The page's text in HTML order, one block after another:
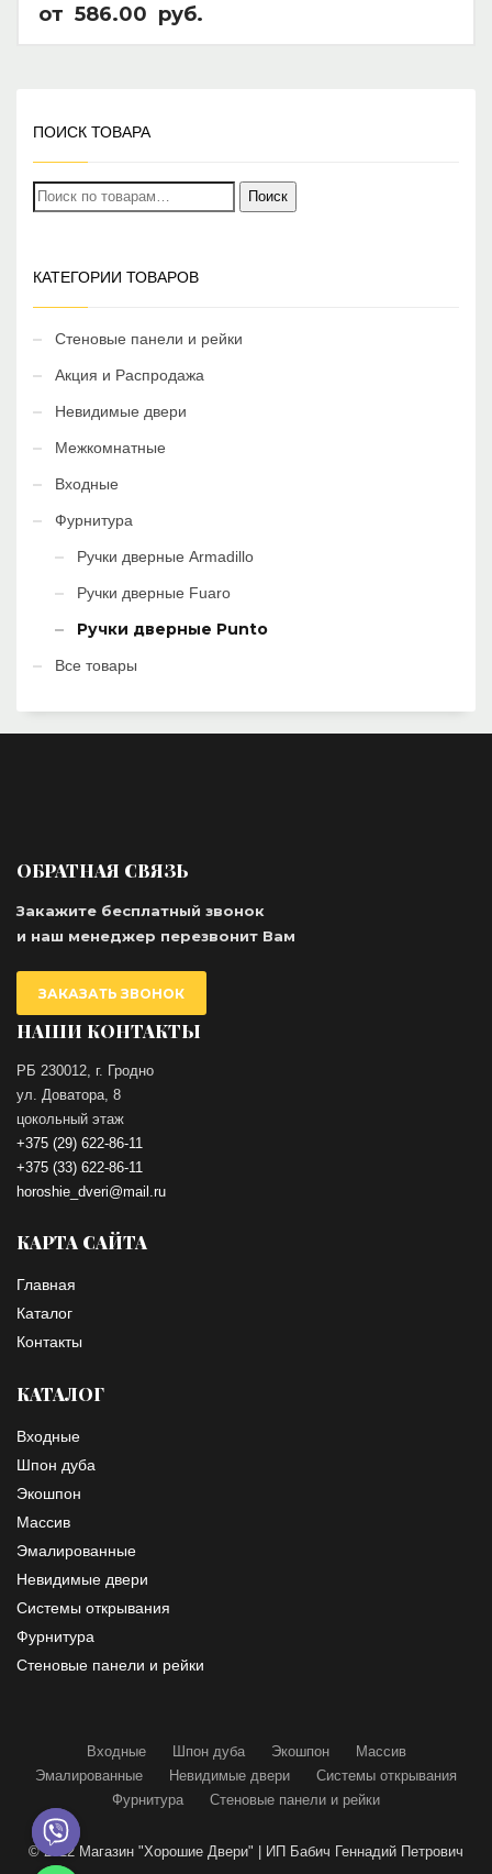
от 586.00 руб.
ПОИСК ТОВАРА
Искать: Поиск
КАТЕГОРИИ ТОВАРОВ
Стеновые панели и рейки
Акция и Распродажа
Невидимые двери
Межкомнатные
Входные
Фурнитура
Ручки дверные Armadillo
Ручки дверные Fuaro
Ручки дверные Punto
Все товары
ОБРАТНАЯ СВЯЗЬ
Закажите бесплатный звонок
и наш менеджер перезвонит Вам
ЗАКАЗАТЬ ЗВОНОК
НАШИ КОНТАКТЫ
РБ 230012, г. Гродно
ул. Доватора, 8
цокольный этаж
+375 (29) 622-86-11
+375 (33) 622-86-11
horoshie_dveri@mail.ru
КАРТА САЙТА
Главная
Каталог
Контакты
КАТАЛОГ
Входные
Шпон дуба
Экошпон
Массив
Эмалированные
Невидимые двери
Системы открывания
Фурнитура
Стеновые панели и рейки
Входные Шпон дуба Экошпон
Массив
Эмалированные
Невидимые двери
Системы открывания
Фурнитура
Стеновые панели и рейки
© 2022 Магазин "Хорошие Двери" | ИП Бабич Геннадий Петрович